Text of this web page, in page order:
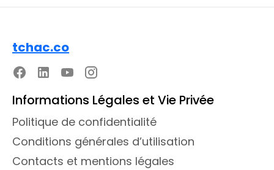
tchac.co
Informations Légales et Vie Privée
Politique de confidentialité
Conditions générales d’utilisation
Contacts et mentions légales